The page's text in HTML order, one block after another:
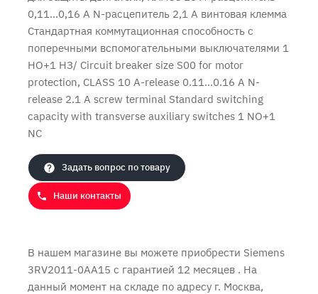
0,11...0,16 А N-расцепитель 2,1 А винтовая клемма
Стандартная коммутационная способность с
поперечными вспомогательными выключателями 1
НО+1 НЗ/ Circuit breaker size S00 for motor
protection, CLASS 10 A-release 0.11...0.16 A N-
release 2.1 A screw terminal Standard switching
capacity with transverse auxiliary switches 1 NO+1
NC
Задать вопрос по товару
Наши контакты
В нашем магазине вы можете приобрести Siemens
3RV2011-0AA15 с гарантией 12 месяцев . На
данный момент на складе по адресу г. Москва,
Продолжить покупки Оформить заказ